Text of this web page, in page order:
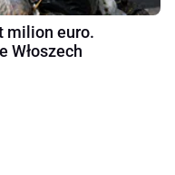
milion euro.
Włoszech